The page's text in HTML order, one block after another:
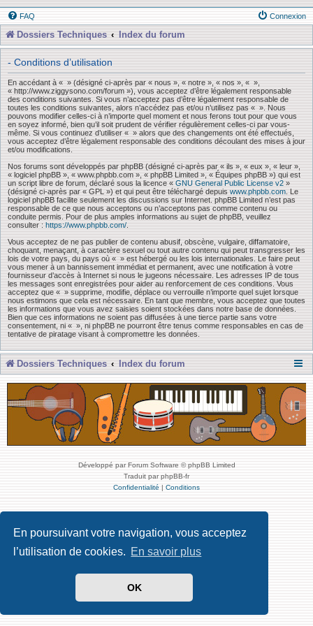
En poursuivant votre navigation, vous acceptez
l’utilisation de cookies. En savoir plus
OK
FAQ Connexion
Dossiers Techniques Index du forum
- Conditions d’utilisation
En accédant à « » (désigné ci-après par « nous », « notre », « nos », « »,
« http://www.ziggysono.com/forum »), vous acceptez d’être légalement responsable
des conditions suivantes. Si vous n’acceptez pas d’être légalement responsable de
toutes les conditions suivantes, alors n’accédez pas et/ou n’utilisez pas « ». Nous
pouvons modifier celles-ci à n’importe quel moment et nous ferons tout pour que vous
en soyez informé, bien qu’il soit prudent de vérifier régulièrement celles-ci par vous-
même. Si vous continuez d’utiliser « » alors que des changements ont été effectués,
vous acceptez d’être légalement responsable des conditions découlant des mises à jour
et/ou modifications.
Nos forums sont développés par phpBB (désigné ci-après par « ils », « eux », « leur »,
« logiciel phpBB », « www.phpbb.com », « phpBB Limited », « Équipes phpBB ») qui est
un script libre de forum, déclaré sous la licence « GNU General Public License v2 »
(désigné ci-après par « GPL ») et qui peut être téléchargé depuis www.phpbb.com . Le
logiciel phpBB facilite seulement les discussions sur Internet. phpBB Limited n’est pas
responsable de ce que nous acceptons ou n’acceptons pas comme contenu ou
conduite permis. Pour de plus amples informations au sujet de phpBB, veuillez
consulter : https://www.phpbb.com/
Vous acceptez de ne pas publier de contenu abusif, obscène, vulgaire, diffamatoire,
choquant, menaçant, à caractère sexuel ou tout autre contenu qui peut transgresser les
lois de votre pays, du pays où « » est hébergé ou les lois internationales. Le faire peut
vous mener à un bannissement immédiat et permanent, avec une notification à votre
fournisseur d’accès à Internet si nous le jugeons nécessaire. Les adresses IP de tous
les messages sont enregistrées pour aider au renforcement de ces conditions. Vous
acceptez que « » supprime, modifie, déplace ou verrouille n’importe quel sujet lorsque
nous estimons que cela est nécessaire. En tant que membre, vous acceptez que toutes
les informations que vous avez saisies soient stockées dans notre base de données.
Bien que ces informations ne soient pas diffusées à une tierce partie sans votre
consentement, ni « », ni phpBB ne pourront être tenus comme responsables en cas de
tentative de piratage visant à compromettre les données.
Dossiers Techniques Index du forum
Développé par Forum Software © phpBB Limited
Traduit par phpBB-fr
Confidentialité | Conditions